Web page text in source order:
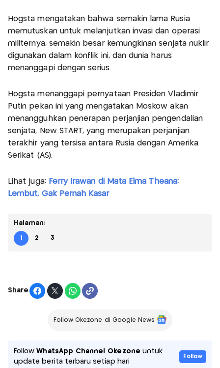
Hogsta mengatakan bahwa semakin lama Rusia
memutuskan untuk melanjutkan invasi dan operasi
militernya, semakin besar kemungkinan senjata nuklir
digunakan dalam konflik ini, dan dunia harus
menanggapi dengan serius.
Hogsta menanggapi pernyataan Presiden Vladimir
Putin pekan ini yang mengatakan Moskow akan
menangguhkan penerapan perjanjian pengendalian
senjata, New START, yang merupakan perjanjian
terakhir yang tersisa antara Rusia dengan Amerika
Serikat (AS).
Lihat juga: Ferry Irawan di Mata Elma Theana:
Lembut, Gak Pernah Kasar
Halaman:
1 2 3
Share
Follow Okezone di Google News
FollowWhatsApp Channel Okezone untuk
update berita terbaru setiap hari
Follow